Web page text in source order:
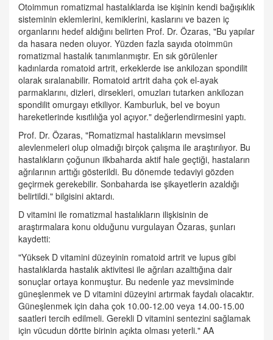
Otoimmun romatizmal hastalıklarda ise kişinin kendi bağışıklık
sisteminin eklemlerini, kemiklerini, kaslarını ve bazen iç
organlarını hedef aldığını belirten Prof. Dr. Özaras, "Bu yapılar
da hasara neden oluyor. Yüzden fazla sayıda otoimmün
romatizmal hastalık tanımlanmıştır. En sık görülenler
kadınlarda romatoid artrit, erkeklerde ise ankilozan spondilit
olarak sıralanabilir. Romatoid artrit daha çok el-ayak
parmaklarını, dizleri, dirsekleri, omuzları tutarken ankilozan
spondilit omurgayı etkiliyor. Kamburluk, bel ve boyun
hareketlerinde kısıtlılığa yol açıyor." değerlendirmesini yaptı.
Prof. Dr. Özaras, "Romatizmal hastalıkların mevsimsel
alevlenmeleri olup olmadığı birçok çalışma ile araştırılıyor. Bu
hastalıkların çoğunun ilkbaharda aktif hale geçtiği, hastaların
ağrılarının arttığı gösterildi. Bu dönemde tedaviyi gözden
geçirmek gerekebilir. Sonbaharda ise şikayetlerin azaldığı
belirtildi." bilgisini aktardı.
D vitamini ile romatizmal hastalıkların ilişkisinin de
araştırmalara konu olduğunu vurgulayan Özaras, şunları
kaydetti:
"Yüksek D vitamini düzeyinin romatoid artrit ve lupus gibi
hastalıklarda hastalık aktivitesi ile ağrıları azalttığına dair
sonuçlar ortaya konmuştur. Bu nedenle yaz mevsiminde
güneşlenmek ve D vitamini düzeyini artırmak faydalı olacaktır.
Güneşlenmek için daha çok 10.00-12.00 veya 14.00-15.00
saatleri tercih edilmeli. Gerekli D vitamini sentezini sağlamak
için vücudun dörtte birinin açıkta olması yeterli." AA